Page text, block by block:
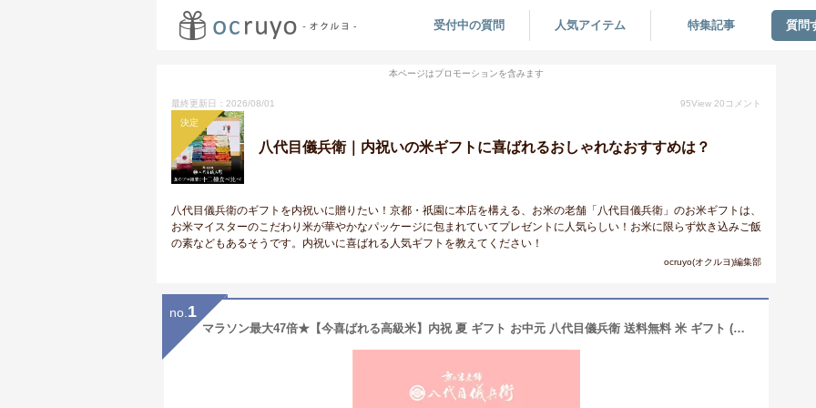
受付中の質問 人気アイテム 特集記事 質問
本ページはプロモーションを含みます
最終更新日：2026/08/01 95View 20 コメント
決定
八代目儀兵衛｜内祝いの米ギフトに喜ばれるおしゃれなおすすめは？
八代目儀兵衛のギフトを内祝いに贈りたい！京都・祇園に本店を構える、お米の老舗「八代目儀兵衛」のお米ギフトは、
お米マイスターのこだわり米が華やかなパッケージに包まれていてプレゼントに人気らしい！お米に限らず炊き込みご飯
の素などもあるそうです。内祝いに喜ばれる人気ギフトを教えてください！
ocruyo(オクルヨ)編集部
no. 1
マラソン最大47倍★【今喜ばれる高級米】内祝 夏 ギフト お中元 八代目儀兵衛 送料無料 米 ギフト (お米2合×9個入り)「BABY RISE ダリア」| お米 入学内祝い 結婚内祝い 出産内祝い お返し 入学祝い 結婚祝い 出産祝い 新築内祝い 内祝い 祝い グルメ セット 高級